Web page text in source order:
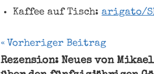
Kaffee auf Tisch:arigato/
Ernte
Vorheriger Beitrag
Rezension: Neues von